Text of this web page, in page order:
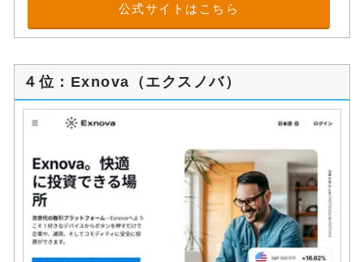
公式サイトはこちら
４位：Exnova（エクスノバ）